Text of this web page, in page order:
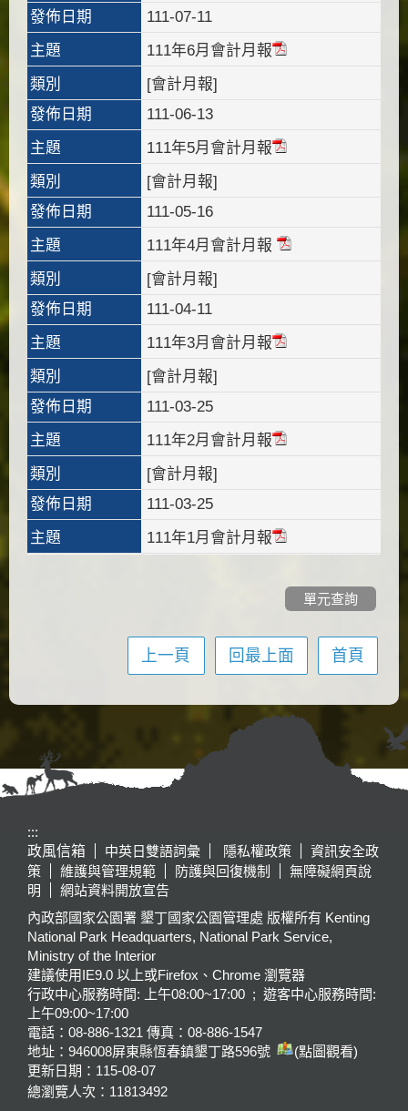
發佈日期
111-07-11
主題
111年6月會計月報
類別
[會計月報]
發佈日期
111-06-13
主題
111年5月會計月報
類別
[會計月報]
發佈日期
111-05-16
主題
111年4月會計月報
類別
[會計月報]
發佈日期
111-04-11
主題
111年3月會計月報
類別
[會計月報]
發佈日期
111-03-25
主題
111年2月會計月報
類別
[會計月報]
發佈日期
111-03-25
主題
111年1月會計月報
單元查詢
上一頁 回最上面 首頁
:::
政風信箱
中英日雙語詞彙 隱私權政策
資訊安全政
策
維護與管理規範 防護與回復機制
無障礙網頁說
明
網站資料開放宣告
內政部國家公園署 墾丁國家公園管理處 版權所有 Kenting
National Park Headquarters, National Park Service,
Ministry of the Interior
建議使用IE9.0 以上或Firefox、Chrome 瀏覽器
行政中心服務時間: 上午08:00~17:00 ; 遊客中心服務時間:
上午09:00~17:00
電話：08-886-1321 傳真：08-886-1547
地址：946008屏東縣恆春鎮墾丁路596號
(點圖觀看)
更新日期： 115-08-07
總瀏覽人次： 11813492